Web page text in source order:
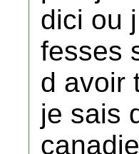
dici ou
fesses
d avoir
je sais